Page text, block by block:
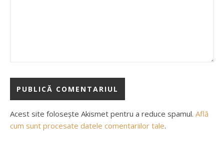
Acest site folosește Akismet pentru a reduce spamul. Află
cum sunt procesate datele comentariilor tale.